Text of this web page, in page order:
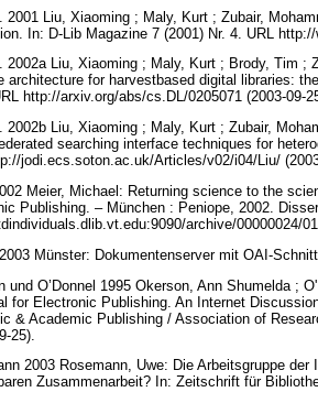
2001 Liu, Xiaoming ; Maly, Kurt ; Zubair,
In: D-Lib Magazine 7 (2001) Nr. 4. URL
2002a Liu, Xiaoming ; Maly, Kurt ; Brody, Tim ;
architecture for harvestbased digital libraries:
http://arxiv.org/abs/cs.DL/0205071 (2003-09-
2002b Liu, Xiaoming ; Maly, Kurt ; Zubair,
searching interface techniques for
jodi.ecs.soton.ac.uk/Articles/v02/i04/Liu/
Meier, Michael: Returning science to the
Publishing. – München : Peniope, 2002.
archive/00000024/
Münster: Dokumentenserver mit OAI-
und O’Donnel 1995 Okerson, Ann Shumelda ;
for Electronic Publishing. An Internet
& Academic Publishing / Association of
25).
2003 Rosemann, Uwe: Die Arbeitsgruppe
Zusammenarbeit? In: Zeitschrift für